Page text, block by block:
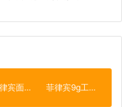
菲律宾面积 菲律宾9g工签